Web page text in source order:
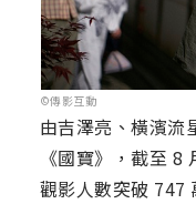
©傳影互動
由吉澤亮、橫濱流
《國寶》，截至
觀影人數突破 747